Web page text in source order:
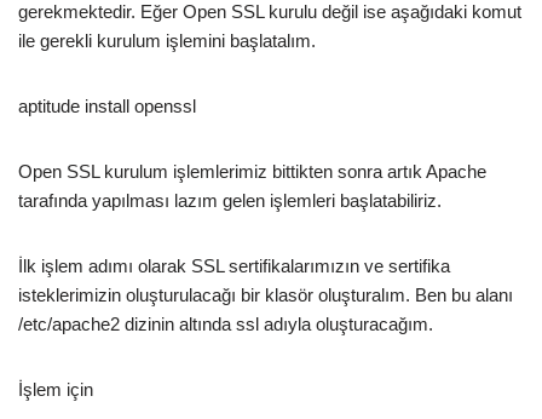
gerekmektedir. Eğer Open SSL kurulu değil ise aşağıdaki komut
ile gerekli kurulum işlemini başlatalım.
aptitude install openssl
Open SSL kurulum işlemlerimiz bittikten sonra artık Apache
tarafında yapılması lazım gelen işlemleri başlatabiliriz.
İlk işlem adımı olarak SSL sertifikalarımızın ve sertifika
isteklerimizin oluşturulacağı bir klasör oluşturalım. Ben bu alanı
/etc/apache2 dizinin altında ssl adıyla oluşturacağım.
İşlem için